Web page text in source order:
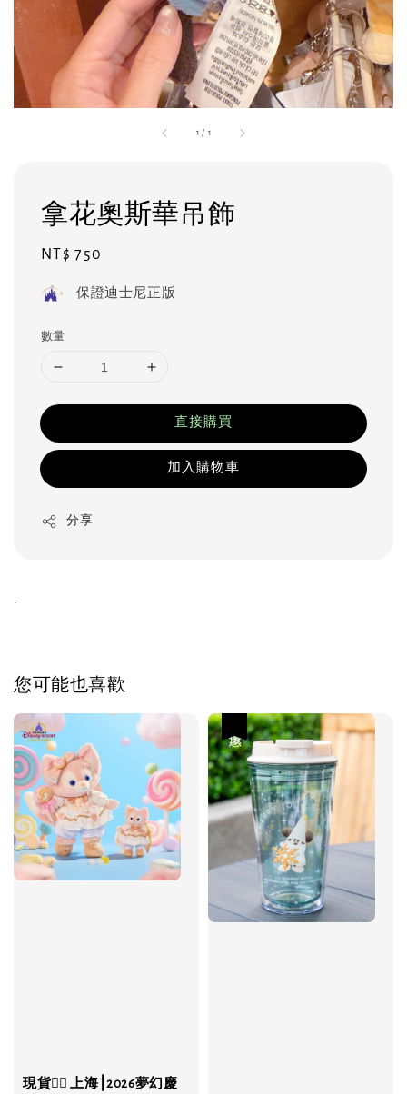
1 / 1
拿花奧斯華吊飾
Regular
NT$ 750
保證迪士尼正版
數量
直接購買
加入購物車
分享
.
您可能也喜歡
現貨❤️‍🔥 上海⎮2026夢幻慶